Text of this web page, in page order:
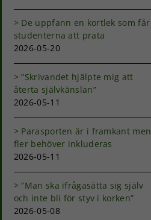
De uppfann en kortlek som får
studenterna att prata
2026-05-20
”Skrivandet hjälpte mig att
återta självkänslan”
2026-05-11
Parasporten är i framkant men
fler behöver inkluderas
2026-05-11
”Man ska ifrågasätta sig själv
och inte bli för styv i korken”
2026-05-08